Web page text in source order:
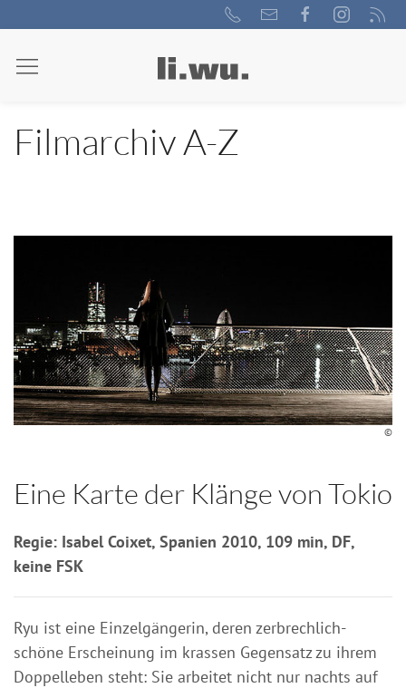
Filmarchiv A-Z
©
Eine Karte der Klänge von Tokio
Regie: Isabel Coixet, Spanien 2010, 109 min, DF,
keine FSK
Ryu ist eine Einzelgängerin, deren zerbrechlich-
schöne Erscheinung im krassen Gegensatz zu ihrem
Doppelleben steht: Sie arbeitet nicht nur nachts auf